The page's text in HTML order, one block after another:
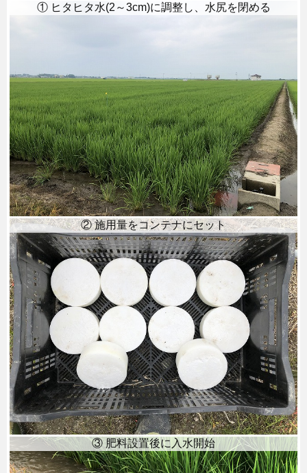
① ヒタヒタ水(2～3cm)に調整し、水尻を閉める
② 施用量をコンテナにセット
③ 肥料設置後に入水開始